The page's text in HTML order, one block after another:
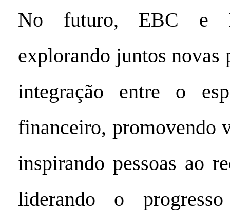
No futuro, EBC e
explorando juntos novas
integração entre o
financeiro, promovendo
inspirando pessoas ao
liderando o